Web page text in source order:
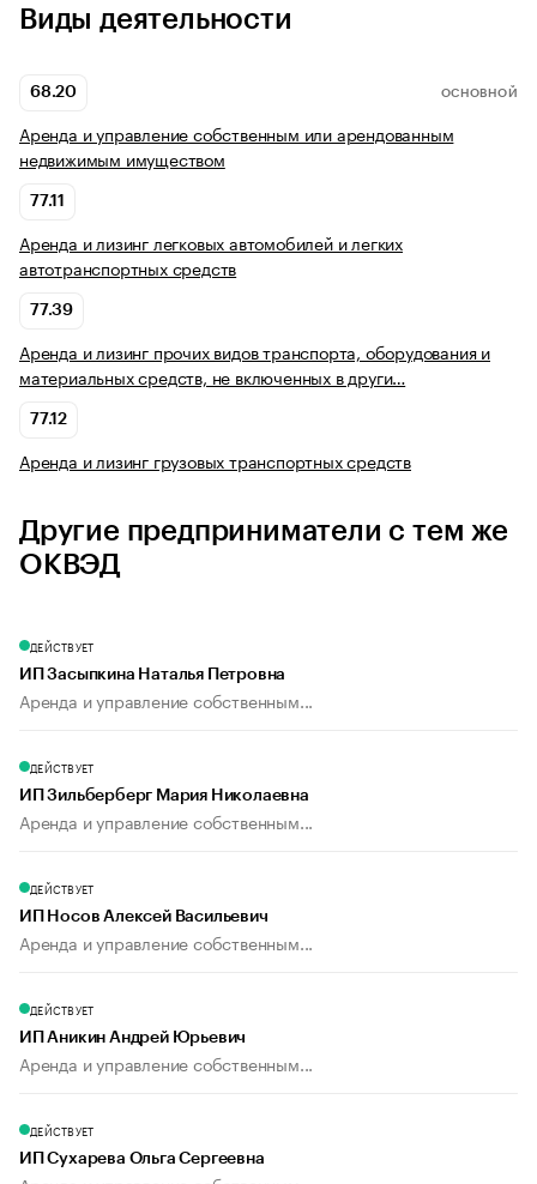
Виды деятельности
68.20 ОСНОВНОЙ
Аренда и управление собственным или арендованным
недвижимым имуществом
77.11
Аренда и лизинг легковых автомобилей и легких
автотранспортных средств
77.39
Аренда и лизинг прочих видов транспорта, оборудования и
материальных средств, не включенных в други…
77.12
Аренда и лизинг грузовых транспортных средств
Другие предприниматели с тем же
ОКВЭД
ДЕЙСТВУЕТ
ИП Засыпкина Наталья Петровна
Аренда и управление собственным...
ДЕЙСТВУЕТ
ИП Зильберберг Мария Николаевна
Аренда и управление собственным...
ДЕЙСТВУЕТ
ИП Носов Алексей Васильевич
Аренда и управление собственным...
ДЕЙСТВУЕТ
ИП Аникин Андрей Юрьевич
Аренда и управление собственным...
ДЕЙСТВУЕТ
ИП Сухарева Ольга Сергеевна